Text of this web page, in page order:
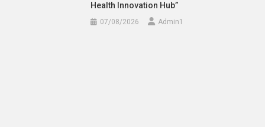
Health Innovation Hub”
07/08/2026 Admin​1